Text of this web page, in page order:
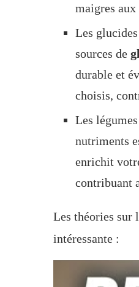
maigres aux
Les
sources de
durable et
choisis,
Les
nutriments
enrichit
contribuant
Les théories sur
intéressante :